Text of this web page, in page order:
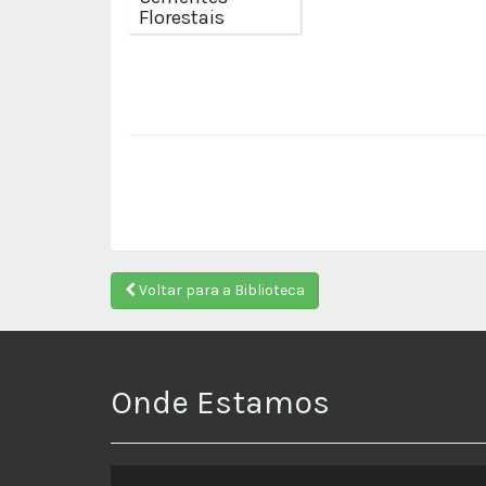
Florestais
Voltar para a Biblioteca
Onde Estamos